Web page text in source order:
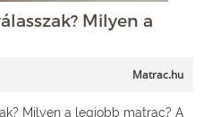
Milyen a
Matrac.hu
Milyen a legjobb matrac? A